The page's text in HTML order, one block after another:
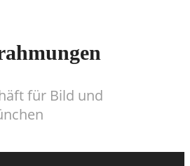
für Bild und